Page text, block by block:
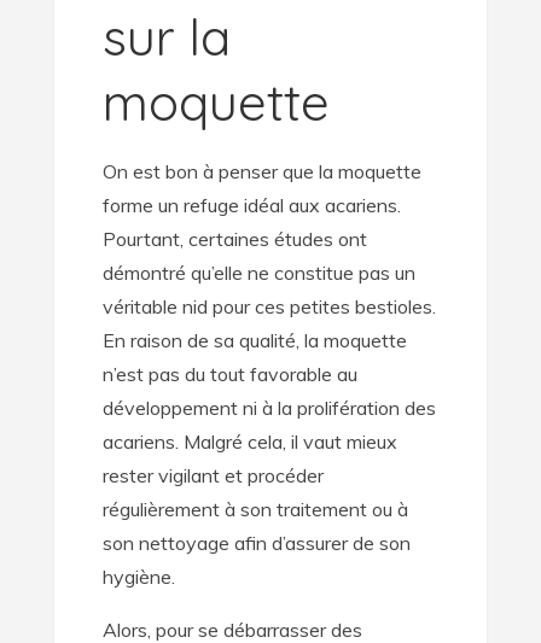
sur la
moquette
On est bon à penser que la moquette
forme un refuge idéal aux acariens.
Pourtant, certaines études ont
démontré qu’elle ne constitue pas un
véritable nid pour ces petites bestioles.
En raison de sa qualité, la moquette
n’est pas du tout favorable au
développement ni à la prolifération des
acariens. Malgré cela, il vaut mieux
rester vigilant et procéder
régulièrement à son traitement ou à
son nettoyage afin d’assurer de son
hygiène.
Alors, pour se débarrasser des